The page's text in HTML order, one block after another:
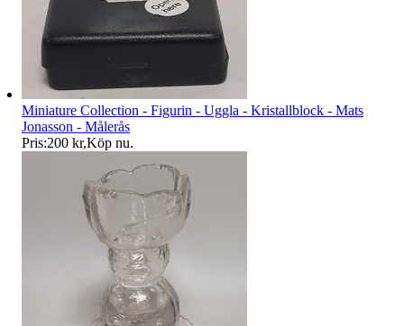
Miniature Collection - Figurin - Uggla - Kristallblock - Mats
Jonasson - Målerås
Pris:200 kr,Köp nu.